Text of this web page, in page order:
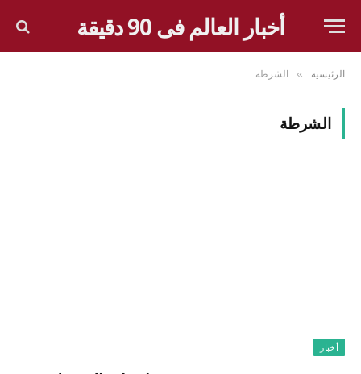
أخبار العالم فى 90 دقيقة
الرئيسية » الشرطة
الشرطة
أخبار